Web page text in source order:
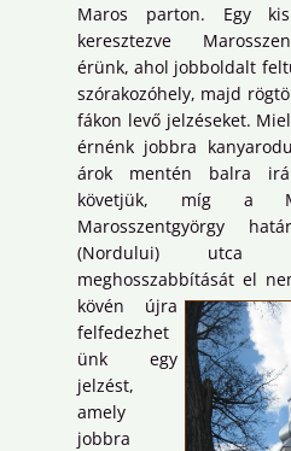
Maros parton. Egy
keresztezve
érünk, ahol jobboldalt
szórakozóhely, majd
fákon levő jelzéseket.
érnénk jobbra
árok mentén balra
követjük, míg a
Marosszentgyörgy
(Nordului) utca
meghosszabbítását el
kövén újra
felfedezhet
ünk egy
jelzést,
amely
jobbra